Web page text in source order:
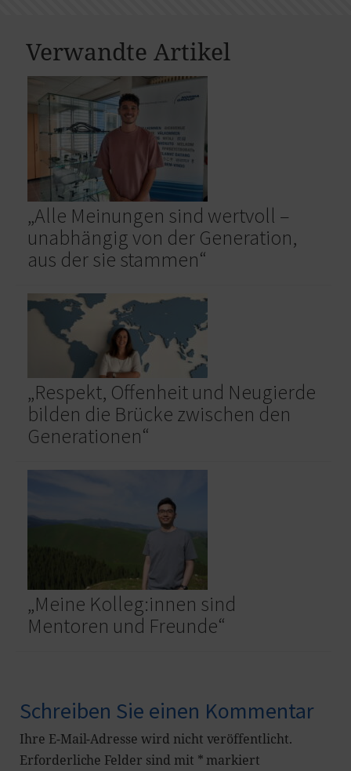
Verwandte Artikel
„Alle Meinungen sind wertvoll –
unabhängig von der Generation,
aus der sie stammen“
„Respekt, Offenheit und Neugierde
bilden die Brücke zwischen den
Generationen“
„Meine Kolleg:innen sind
Mentoren und Freunde“
Schreiben Sie einen Kommentar
Ihre E-Mail-Adresse wird nicht veröffentlicht.
Erforderliche Felder sind mit * markiert